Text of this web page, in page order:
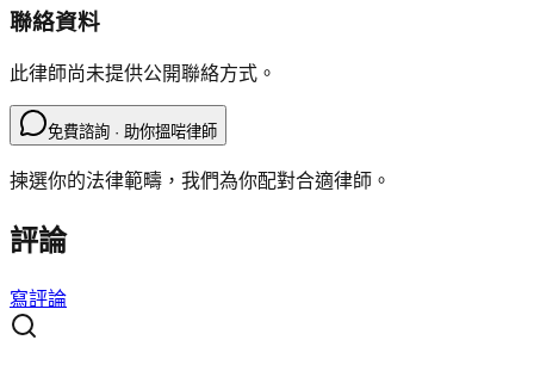
聯絡資料
此律師尚未提供公開聯絡方式。
免費諮詢 · 助你搵啱律師
揀選你的法律範疇，我們為你配對合適律師。
評論
寫評論